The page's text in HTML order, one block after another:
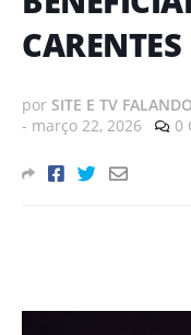
por SITE E TV
- março 22, 2026 0